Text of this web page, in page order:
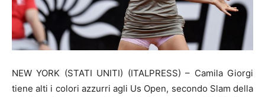
NEW YORK (STATI UNITI) (ITALPRESS) – Camila Giorgi
tiene alti i colori azzurri agli Us Open, secondo Slam della